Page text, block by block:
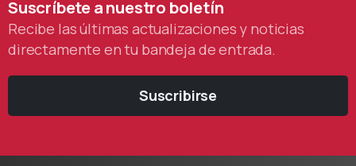
Suscríbeteanuestro boletín
Recibe las últimas actualizaciones y noticias
directamente en tu bandeja de entrada.
Suscribirse